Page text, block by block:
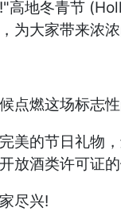
高地冬青节
为大家带来浓浓
点燃这场标志
美的节日礼物
放酒类许可证
尽兴!